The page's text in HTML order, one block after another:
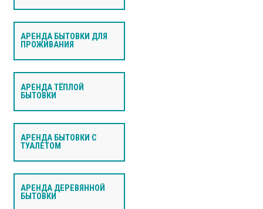
АРЕНДА БЫТОВКИ ДЛЯ
ПРОЖИВАНИЯ
АРЕНДА ТЁПЛОЙ
БЫТОВКИ
АРЕНДА БЫТОВКИ С
ТУАЛЕТОМ
АРЕНДА ДЕРЕВЯННОЙ
БЫТОВКИ